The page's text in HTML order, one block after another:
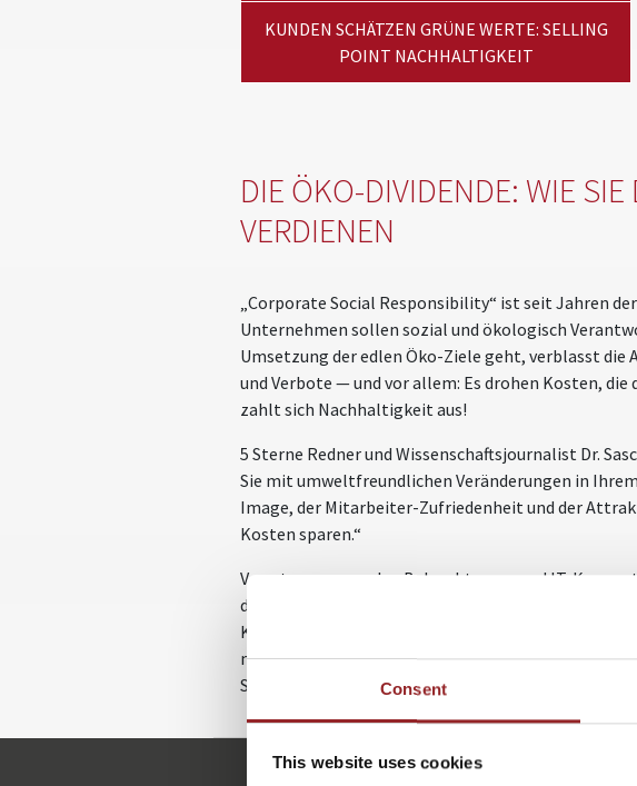
Consent
This website uses cookies
KUNDEN SCHÄTZEN GRÜNE WERTE: SELLING
POINT NACHHALTIGKEIT
DIE ÖKO-DIVIDENDE: WIE
VERDIENEN
„Corporate Social Responsibility“ ist seit Jahren
Unternehmen sollen sozial und ökologisch
Umsetzung der edlen Öko-Ziele geht, verblasst
und Verbote — und vor allem: Es drohen Kosten,
zahlt sich Nachhaltigkeit aus!
5 Sterne Redner und Wissenschaftsjournalist Dr.
Sie mit umweltfreundlichen Veränderungen in
Image, der Mitarbeiter-Zufriedenheit und der
Kosten sparen.“
Von stromsparenden Beleuchtungs- und IT-
die Fähigkeiten und die Gesundheit Ihres Teams.
Kaffee-Vollautomat, für den Sie eine
meist auch noch besser.“ In seinem humorvollen
Stellen sich mit cleverer Nachhaltigkeit Geld
s.ott@5-sterne-redner.de